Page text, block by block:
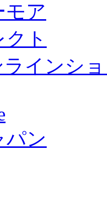
モア
ト
インシ
パン